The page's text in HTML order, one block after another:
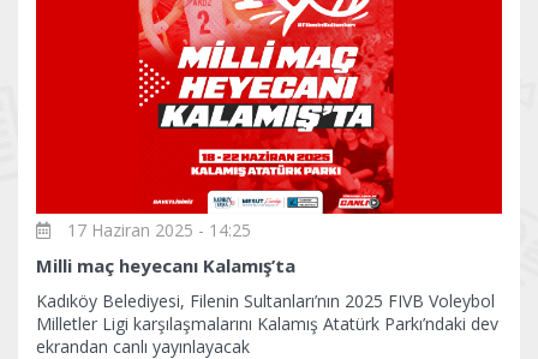
17 Haziran 2025 - 14:25
Milli maç heyecanı Kalamış’ta
Kadıköy Belediyesi, Filenin Sultanları’nın 2025 FIVB Voleybol
Milletler Ligi karşılaşmalarını Kalamış Atatürk Parkı’ndaki dev
ekrandan canlı yayınlayacak